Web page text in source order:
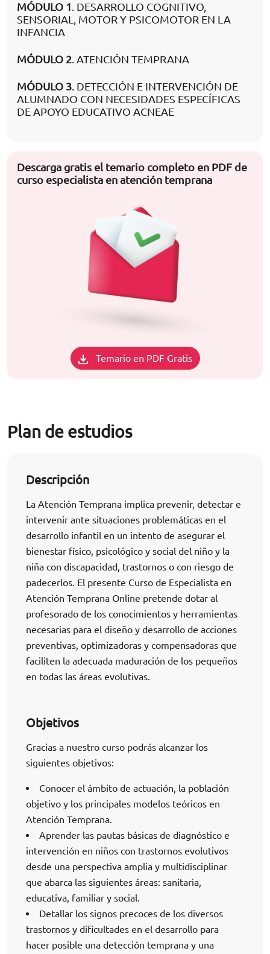
MÓDULO 1. DESARROLLO COGNITIVO,
SENSORIAL, MOTOR Y PSICOMOTOR EN LA
INFANCIA
MÓDULO 2. ATENCIÓN TEMPRANA
MÓDULO 3. DETECCIÓN E INTERVENCIÓN DE
ALUMNADO CON NECESIDADES ESPECÍFICAS
DE APOYO EDUCATIVO ACNEAE
Descarga gratis el temario completo en PDF de
curso especialista en atención temprana
Temario en PDF Gratis
Plan de estudios
Descripción
La Atención Temprana implica prevenir, detectar e
intervenir ante situaciones problemáticas en el
desarrollo infantil en un intento de asegurar el
bienestar físico, psicológico y social del niño y la
niña con discapacidad, trastornos o con riesgo de
padecerlos. El presente Curso de Especialista en
Atención Temprana Online pretende dotar al
profesorado de los conocimientos y herramientas
necesarias para el diseño y desarrollo de acciones
preventivas, optimizadoras y compensadoras que
faciliten la adecuada maduración de los pequeños
en todas las áreas evolutivas.
Objetivos
Gracias a nuestro curso podrás alcanzar los
siguientes objetivos:
Conocer el ámbito de actuación, la población
objetivo y los principales modelos teóricos en
Atención Temprana.
Aprender las pautas básicas de diagnóstico e
intervención en niños con trastornos evolutivos
desde una perspectiva amplia y multidisciplinar
que abarca las siguientes áreas: sanitaria,
educativa, familiar y social.
Detallar los signos precoces de los diversos
trastornos y dificultades en el desarrollo para
hacer posible una detección temprana y una